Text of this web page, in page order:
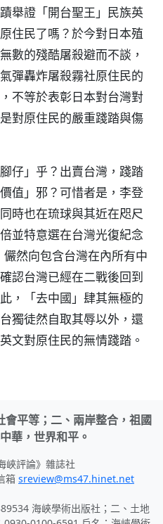
舉證「開台聖王」民族英
住民了嗎？於今對日本殖
數的殘酷屠殺避而不談，
彈轟炸屠殺霧社原住民的
不等於表彰日本對台灣對
對原住民的嚴重踐踏與傷
仔」乎？出賣台灣，踐踏
值」邪？可惜者是，李登
時也在琉球與其近在咫尺
並特意選在台灣光復紀念
然向包含台灣在內所有中
認台灣已經在二戰後回到
，「去中國」肆其無極的
獨徒然自取其辱以外，還
文對原住民的無情踐踏。
平等；二、兩岸整合，祖國
華，世界和平。
峽評論》雜誌社
箱 sreview@ms47.hinet.net
海峽學術出版社；二、土地